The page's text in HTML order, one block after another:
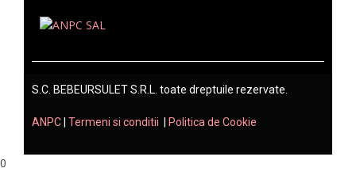
S.C. BEBEURSULET S.R.L. toate dreptuile rezervate.
ANPC Termeni si conditii Politica de Cookie
0